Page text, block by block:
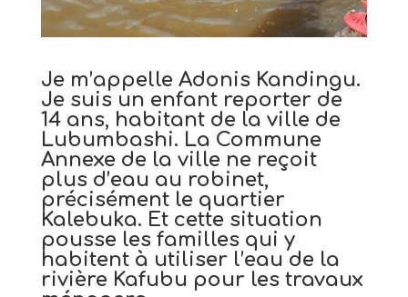
Je m’appelle Adonis Kandingu.
Je suis un enfant reporter de
14 ans, habitant de la ville de
Lubumbashi. La Commune
Annexe de la ville ne reçoit
plus d’eau au robinet,
précisément le quartier
Kalebuka. Et cette situation
pousse les familles qui y
habitent à utiliser l’eau de la
rivière Kafubu pour les travaux